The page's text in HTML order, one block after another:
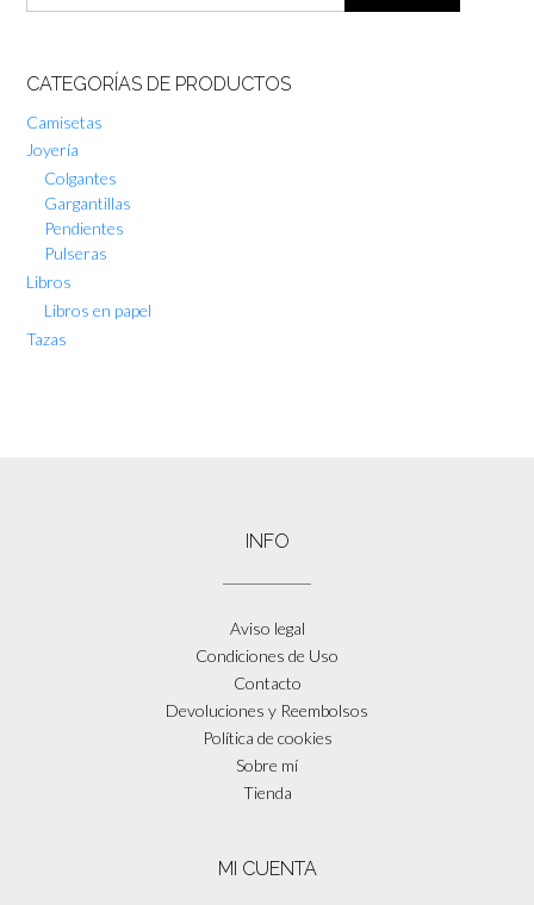
CATEGORÍAS DE PRODUCTOS
Camisetas
Joyería
Colgantes
Gargantillas
Pendientes
Pulseras
Libros
Libros en papel
Tazas
INFO
Aviso legal
Condiciones de Uso
Contacto
Devoluciones y Reembolsos
Política de cookies
Sobre mí
Tienda
MI CUENTA